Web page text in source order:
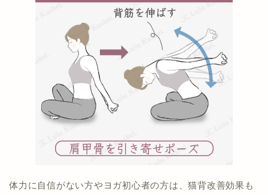
体力に自信がない方やヨガ初心者の方は、猫背改善効果も